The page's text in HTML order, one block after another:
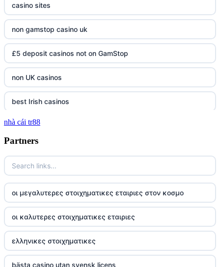
casino sites
non gamstop casino uk
£5 deposit casinos not on GamStop
non UK casinos
best Irish casinos
tg 88
https://tg88com.net/
website Go8
tr88 đăng nhập
tg88 đăng nhập
nhà cái tr88
Partners
οι μεγαλυτερες στοιχηματικες εταιριες στον κοσμο
οι καλυτερες στοιχηματικες εταιριες
ελληνικες στοιχηματικες
bästa casino utan svensk licens